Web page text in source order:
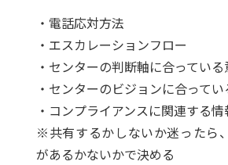
・電話応対方法
・エスカレーションフロー
・センターの判断軸に合っている
・センターのビジョンに合って
・コンプライアンスに関連する情
※共有するかしないか迷ったら
があるかないかで決める